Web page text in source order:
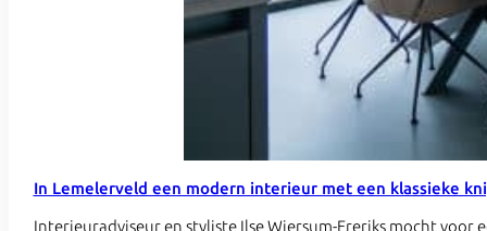
In Lemelerveld een modern interieur met een klassieke
Interieuradviseur en styliste Ilse Wiersum-Freriks mocht